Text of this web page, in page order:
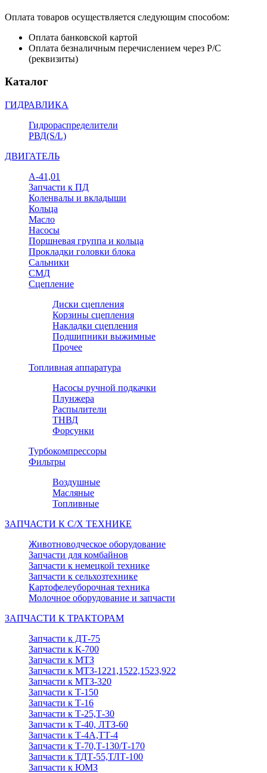
Оплата товаров осуществляется следующим способом:
Оплата банковской картой
Оплата безналичным перечислением через Р/С
(реквизиты)
Каталог
ГИДРАВЛИКА
Гидрораспределители
РВД(S/L)
ДВИГАТЕЛЬ
А-41,01
Запчасти к ПД
Коленвалы и вкладыши
Кольца
Масло
Насосы
Поршневая группа и кольца
Прокладки головки блока
Сальники
СМД
Сцепление
Диски сцепления
Корзины сцепления
Накладки сцепления
Подшипники выжимные
Прочее
Топливная аппаратура
Насосы ручной подкачки
Плунжера
Распылители
ТНВД
Форсунки
Турбокомпрессоры
Фильтры
Воздушные
Масляные
Топливные
ЗАПЧАСТИ К С/Х ТЕХНИКЕ
Животноводческое оборудование
Запчасти для комбайнов
Запчасти к немецкой технике
Запчасти к сельхозтехнике
Картофелеуборочная техника
Молочное оборудование и запчасти
ЗАПЧАСТИ К ТРАКТОРАМ
Запчасти к ДТ-75
Запчасти к К-700
Запчасти к МТЗ
Запчасти к МТЗ-1221,1522,1523,922
Запчасти к МТЗ-320
Запчасти к Т-150
Запчасти к Т-16
Запчасти к Т-25,Т-30
Запчасти к Т-40, ЛТЗ-60
Запчасти к Т-4А,ТТ-4
Запчасти к Т-70,Т-130/Т-170
Запчасти к ТДТ-55,ТЛТ-100
Запчасти к ЮМЗ